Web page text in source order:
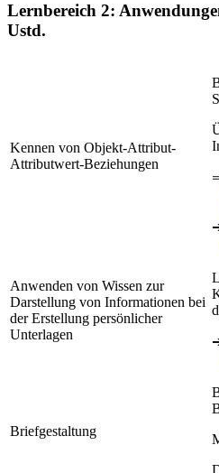
Lernbereich 2:
Ustd.
Kennen von Objekt-Attribut-
Attributwert-Beziehungen
Anwenden von Wissen zur
Darstellung von Informationen bei
der Erstellung persönlicher
Unterlagen
Briefgestaltung